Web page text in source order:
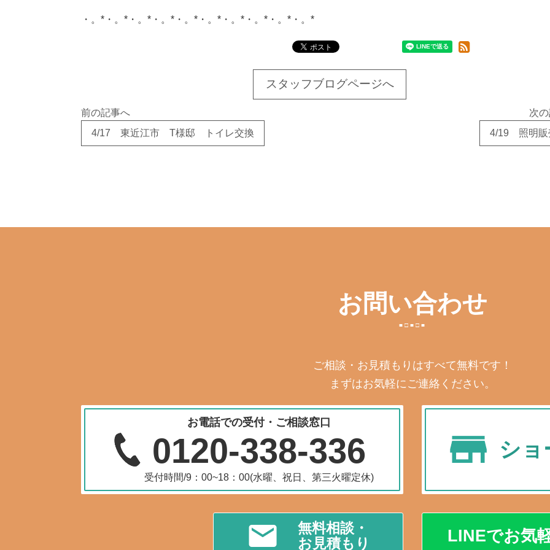
・。*・。*・。*・。*・。*・。*・。*・。*・。*・。*
スタッフブログページへ
前の記事へ
4/17 東近江市 T様邸 トイレ交換
次
4/19 照明販
お問い合わせ
ご相談・お見積もりはすべて無料です！
まずはお気軽にご連絡ください。
お電話での受付・ご相談窓口
0120-338-336
受付時間/9：00~18：00(水曜、祝日、第三火曜定休)
ショ
無料相談・
お見積もり
LINEでお気